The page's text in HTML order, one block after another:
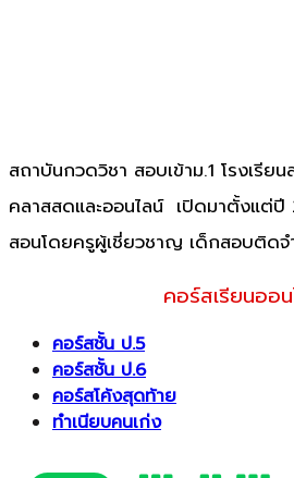
สถาบันกวดวิชา สอบเข้าม.1 โรงเรีย
คลาสสดและออนไลน์ เปิดมาตั้งแ
สอนโดยครูผู้เชี่ยวชาญ เด็กสอบติดจ
คอร์สเรียนออ
คอร์สชั้น ป.5
คอร์สชั้น ป.6
คอร์สโค้งสุดท้าย
ทำเนียบคนเก่ง